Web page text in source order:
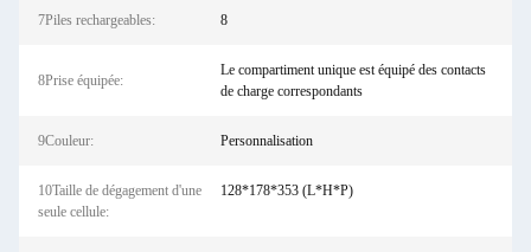
7Piles rechargeables: 8
8Prise équipée:
Le compartiment unique est équipé des contacts
de charge correspondants
9Couleur: Personnalisation
10Taille de dégagement d'une
seule cellule:
128*178*353 (L*H*P)